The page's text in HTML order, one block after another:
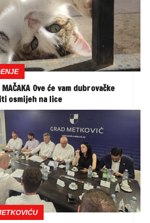
MAČAKA Ove će vam dubrovačke
osmijeh na lice